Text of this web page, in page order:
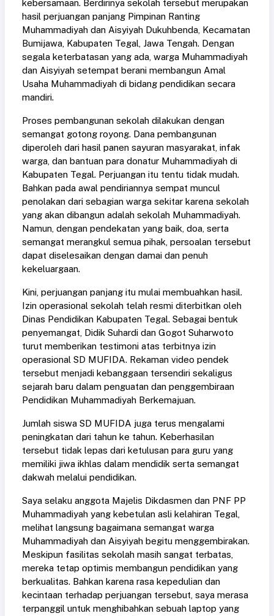
kebersamaan. Berdirinya sekolah tersebut merupakan
hasil perjuangan panjang Pimpinan Ranting
Muhammadiyah dan Aisyiyah Dukuhbenda, Kecamatan
Bumijawa, Kabupaten Tegal, Jawa Tengah. Dengan
segala keterbatasan yang ada, warga Muhammadiyah
dan Aisyiyah setempat berani membangun Amal
Usaha Muhammadiyah di bidang pendidikan secara
mandiri.
Proses pembangunan sekolah dilakukan dengan
semangat gotong royong. Dana pembangunan
diperoleh dari hasil panen sayuran masyarakat, infak
warga, dan bantuan para donatur Muhammadiyah di
Kabupaten Tegal. Perjuangan itu tentu tidak mudah.
Bahkan pada awal pendiriannya sempat muncul
penolakan dari sebagian warga sekitar karena sekolah
yang akan dibangun adalah sekolah Muhammadiyah.
Namun, dengan pendekatan yang baik, doa, serta
semangat merangkul semua pihak, persoalan tersebut
dapat diselesaikan dengan damai dan penuh
kekeluargaan.
Kini, perjuangan panjang itu mulai membuahkan hasil.
Izin operasional sekolah telah resmi diterbitkan oleh
Dinas Pendidikan Kabupaten Tegal. Sebagai bentuk
penyemangat, Didik Suhardi dan Gogot Suharwoto
turut memberikan testimoni atas terbitnya izin
operasional SD MUFIDA. Rekaman video pendek
tersebut menjadi kebanggaan tersendiri sekaligus
sejarah baru dalam penguatan dan penggembiraan
Pendidikan Muhammadiyah Berkemajuan.
Jumlah siswa SD MUFIDA juga terus mengalami
peningkatan dari tahun ke tahun. Keberhasilan
tersebut tidak lepas dari ketulusan para guru yang
memiliki jiwa ikhlas dalam mendidik serta semangat
dakwah melalui pendidikan.
Saya selaku anggota Majelis Dikdasmen dan PNF PP
Muhammadiyah yang kebetulan asli kelahiran Tegal,
melihat langsung bagaimana semangat warga
Muhammadiyah dan Aisyiyah begitu menggembirakan.
Meskipun fasilitas sekolah masih sangat terbatas,
mereka tetap optimis membangun pendidikan yang
berkualitas. Bahkan karena rasa kepedulian dan
kecintaan terhadap perjuangan tersebut, saya merasa
terpanggil untuk menghibahkan sebuah laptop yang